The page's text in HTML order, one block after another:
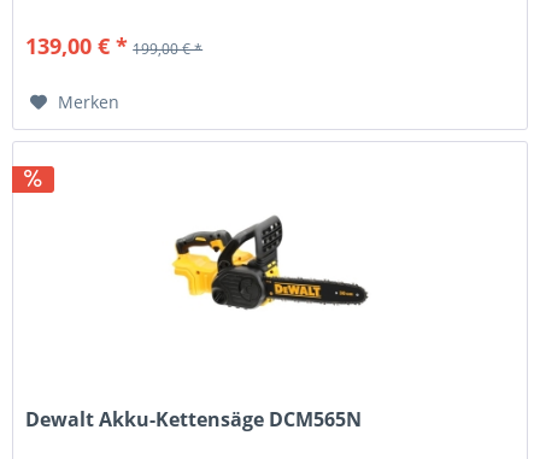
139,00 € * 199,00 € *
Merken
Dewalt Akku-Kettensäge DCM565N